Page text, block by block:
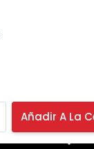
Añadir A La